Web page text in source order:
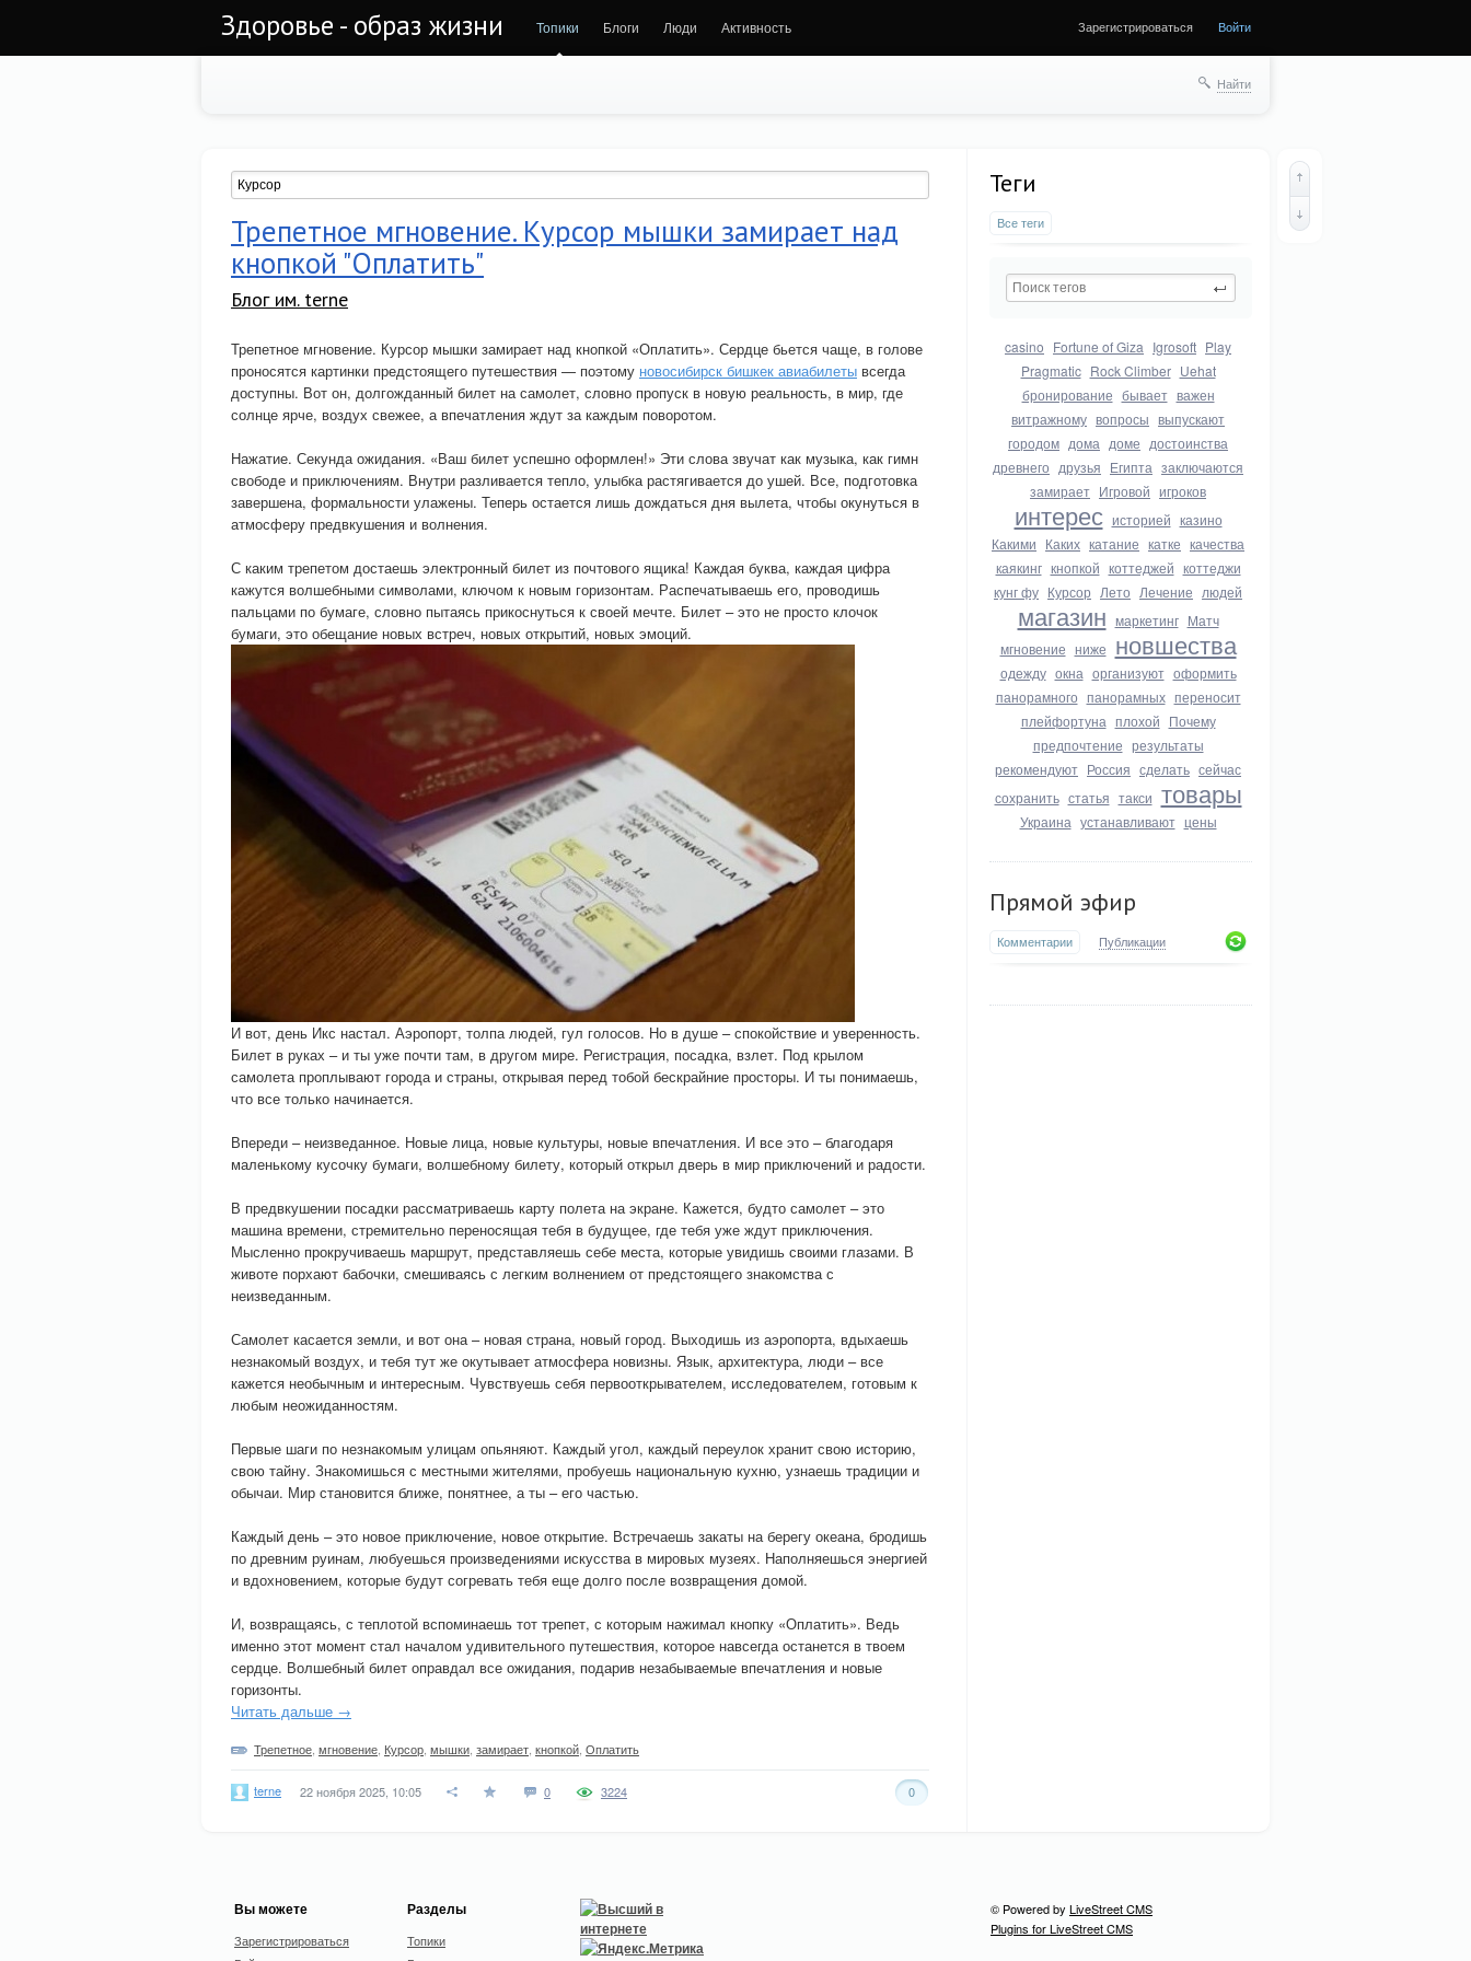
Здоровье - образ жизни Топики Блоги Люди Активность Зарегистрироваться Войти
Найти
Теги
Все теги
casino Fortune of Giza Igrosoft Play
Pragmatic Rock Climber Uehat
бронирование бывает важен
витражному вопросы выпускают
городом дома доме достоинства
древнего друзья Египта заключаются
замирает Игровой игроков
интерес историей казино
Какими Каких катание катке качества
каякинг кнопкой коттеджей коттеджи
кунг фу Курсор Лето Лечение людей
магазин маркетинг Матч
мгновение ниже новшества
одежду окна организуют оформить
панорамного панорамных переносит
плейфортуна плохой Почему
предпочтение результаты
рекомендуют Россия сделать сейчас
сохранить статья такси товары
Украина устанавливают цены
Прямой эфир
Комментарии Публикации
Трепетное мгновение. Курсор мышки замирает над
кнопкой "Оплатить"
Блог им. terne
Трепетное мгновение. Курсор мышки замирает над кнопкой «Оплатить». Сердце бьется чаще, в голове
проносятся картинки предстоящего путешествия — поэтому новосибирск бишкек авиабилеты всегда
доступны. Вот он, долгожданный билет на самолет, словно пропуск в новую реальность, в мир, где
солнце ярче, воздух свежее, а впечатления ждут за каждым поворотом.
Нажатие. Секунда ожидания. «Ваш билет успешно оформлен!» Эти слова звучат как музыка, как гимн
свободе и приключениям. Внутри разливается тепло, улыбка растягивается до ушей. Все, подготовка
завершена, формальности улажены. Теперь остается лишь дождаться дня вылета, чтобы окунуться в
атмосферу предвкушения и волнения.
С каким трепетом достаешь электронный билет из почтового ящика! Каждая буква, каждая цифра
кажутся волшебными символами, ключом к новым горизонтам. Распечатываешь его, проводишь
пальцами по бумаге, словно пытаясь прикоснуться к своей мечте. Билет – это не просто клочок
бумаги, это обещание новых встреч, новых открытий, новых эмоций.
И вот, день Икс настал. Аэропорт, толпа людей, гул голосов. Но в душе – спокойствие и уверенность.
Билет в руках – и ты уже почти там, в другом мире. Регистрация, посадка, взлет. Под крылом
самолета проплывают города и страны, открывая перед тобой бескрайние просторы. И ты понимаешь,
что все только начинается.
Впереди – неизведанное. Новые лица, новые культуры, новые впечатления. И все это – благодаря
маленькому кусочку бумаги, волшебному билету, который открыл дверь в мир приключений и радости.
В предвкушении посадки рассматриваешь карту полета на экране. Кажется, будто самолет – это
машина времени, стремительно переносящая тебя в будущее, где тебя уже ждут приключения.
Мысленно прокручиваешь маршрут, представляешь себе места, которые увидишь своими глазами. В
животе порхают бабочки, смешиваясь с легким волнением от предстоящего знакомства с
неизведанным.
Самолет касается земли, и вот она – новая страна, новый город. Выходишь из аэропорта, вдыхаешь
незнакомый воздух, и тебя тут же окутывает атмосфера новизны. Язык, архитектура, люди – все
кажется необычным и интересным. Чувствуешь себя первооткрывателем, исследователем, готовым к
любым неожиданностям.
Первые шаги по незнакомым улицам опьяняют. Каждый угол, каждый переулок хранит свою историю,
свою тайну. Знакомишься с местными жителями, пробуешь национальную кухню, узнаешь традиции и
обычаи. Мир становится ближе, понятнее, а ты – его частью.
Каждый день – это новое приключение, новое открытие. Встречаешь закаты на берегу океана, бродишь
по древним руинам, любуешься произведениями искусства в мировых музеях. Наполняешься энергией
и вдохновением, которые будут согревать тебя еще долго после возвращения домой.
И, возвращаясь, с теплотой вспоминаешь тот трепет, с которым нажимал кнопку «Оплатить». Ведь
именно этот момент стал началом удивительного путешествия, которое навсегда останется в твоем
сердце. Волшебный билет оправдал все ожидания, подарив незабываемые впечатления и новые
горизонты.
Читать дальше →
Трепетное мгновение Курсор мышки замирает кнопкой Оплатить
terne 22 ноября 2025, 10:05 0 0
3224
Вы можете
Зарегистрироваться
Разделы
Топики
© Powered by LiveStreet CMS
Plugins for LiveStreet CMS